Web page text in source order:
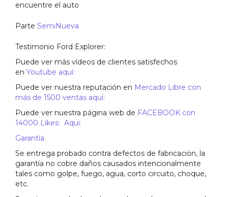
encuentre el auto
Parte SemiNueva
Testimonio Ford Explorer:
Puede ver más vídeos de clientes satisfechos
en Youtube aquí:
Puede ver nuestra reputación en Mercado Libre con
más de 1500 ventas aquí:
Puede ver nuestra página web de FACEBOOK con
14000 Likes: Aqui:
Garantía
Se entrega probado contra defectos de fabricación, la
garantía no cobre daños causados intencionalmente
tales como golpe, fuego, agua, corto circuito, choque,
etc.